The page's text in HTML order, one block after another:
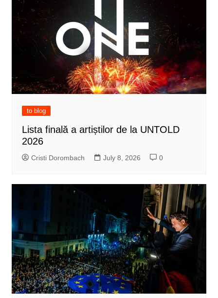
to blog
Lista finală a artiștilor de la UNTOLD
2026
Cristi Dorombach July 8, 2026 0